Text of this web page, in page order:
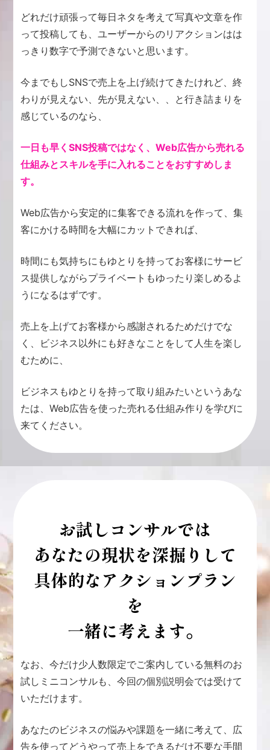
どれだけ頑張って毎日ネタを考えて写真や文章を作
って投稿しても、ユーザーからのリアクションはは
っきり数字で予測できないと思います。
今までもしSNSで売上を上げ続けてきたけれど、終
わりが見えない、先が見えない、、と行き詰まりを
感じているのなら、
一日も早くSNS投稿ではなく、Web広告から売れる
仕組みとスキルを手に入れることをおすすめしま
す。
Web広告から安定的に集客できる流れを作って、集
客にかける時間を大幅にカットできれば、
時間にも気持ちにもゆとりを持ってお客様にサービ
ス提供しながらプライベートもゆったり楽しめるよ
うになるはずです。
売上を上げてお客様から感謝されるためだけでな
く、ビジネス以外にも好きなことをして人生を楽し
むために、
ビジネスもゆとりを持って取り組みたいというあな
たは、Web広告を使った売れる仕組み作りを学びに
来てください。
お試しコンサルでは
あなたの現状を深掘りして
具体的なアクションプラン
を
一緒に考えます。
なお、今だけ少人数限定でご案内している無料のお
試しミニコンサルも、今回の個別説明会では受けて
いただけます。
あなたのビジネスの悩みや課題を一緒に考えて、広
告を使ってどうやって売上をできるだけ不要な手間